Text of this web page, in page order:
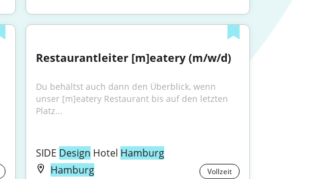
Restaurantleiter [m]eatery (m/w/d)
Du behältst auch dann den Überblick, wenn
unser [m]eatery Restaurant bis auf den letzten
Platz...
SIDE Design Hotel Hamburg
Hamburg
Vollzeit